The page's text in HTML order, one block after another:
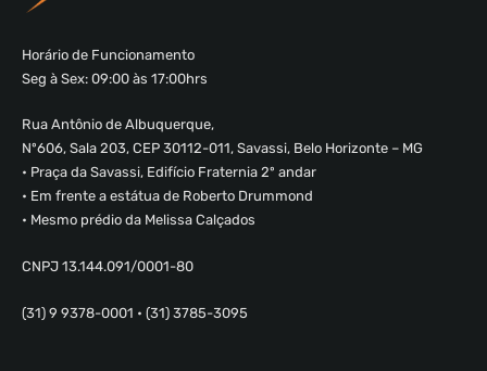
Horário de Funcionamento
Seg à Sex: 09:00 às 17:00hrs
Rua Antônio de Albuquerque,
Nº606, Sala 203, CEP 30112-011, Savassi, Belo Horizonte – MG
• Praça da Savassi, Edifício Fraternia 2º andar
• Em frente a estátua de Roberto Drummond
• Mesmo prédio da Melissa Calçados
CNPJ 13.144.091/0001-80
(31) 9 9378-0001 • (31) 3785-3095